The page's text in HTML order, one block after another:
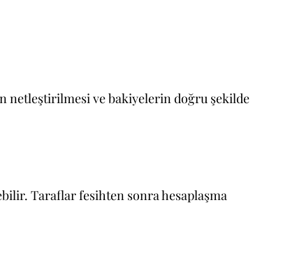
netleştirilmesi ve bakiyelerin doğru şekilde
Taraflar fesihten sonra hesaplaşma